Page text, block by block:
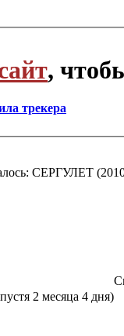
,
трекера
СЕРГУЛЕТ
2 месяца 4 дня)